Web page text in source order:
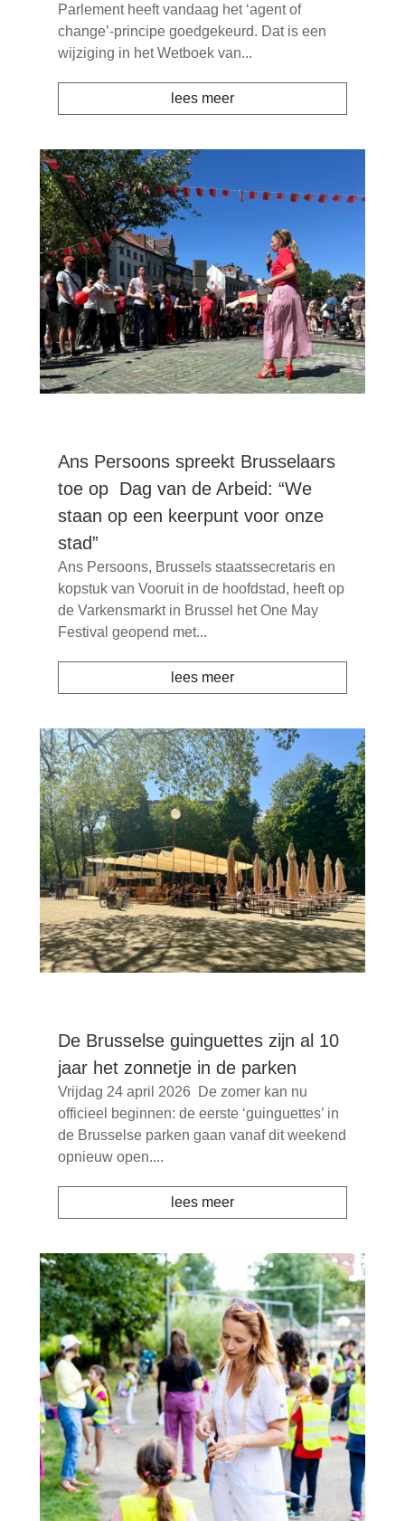
Parlement heeft vandaag het ‘agent of
change’-principe goedgekeurd. Dat is een
wijziging in het Wetboek van...
lees meer
Ans Persoons spreekt Brusselaars
toe op ​ Dag van de Arbeid: “We
staan op een keerpunt voor onze
stad”
Ans Persoons, Brussels staatssecretaris en
kopstuk van Vooruit in de hoofdstad, heeft op
de Varkensmarkt in Brussel het One May
Festival geopend met...
lees meer
De Brusselse guinguettes zijn al 10
jaar het zonnetje in de parken
Vrijdag 24 april 2026 De zomer kan nu
officieel beginnen: de eerste ‘guinguettes’ in
de Brusselse parken gaan vanaf dit weekend
opnieuw open....
lees meer